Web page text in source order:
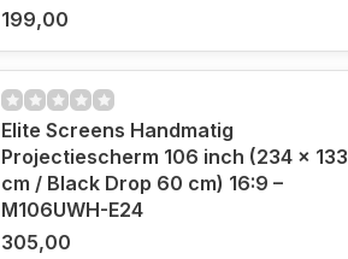
199,00
Elite Screens Handmatig
Projectiescherm 106 inch (234 x 133
cm / Black Drop 60 cm) 16:9 –
M106UWH-E24
305,00